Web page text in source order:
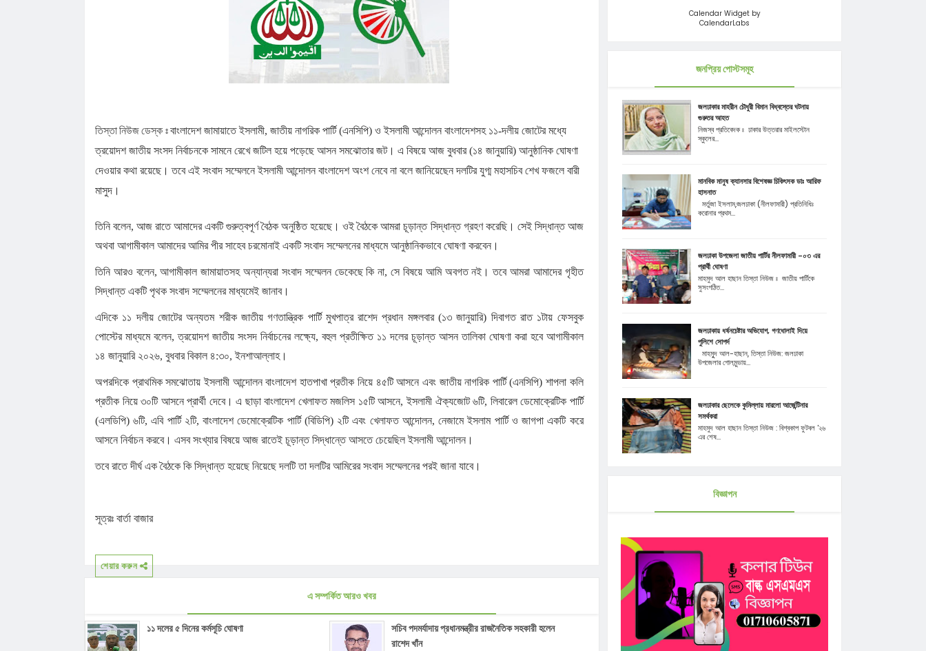
আগস্ট মাসের জন্য জ্বালানি তেলের দাম নির্ধারণ করলো সরকার
জলঢাকায় স্কুলছাত্রীর রহস্যজনক মৃত্যু
নবম পে স্কেল সরকারি কর্মকর্তা-কর্মচারীদের সুখবর দিলেন অর্থমন্ত্রী
রাষ্ট্রপতি নির্বাচনে জামায়াত প্রার্থী দেবে কিনা, জানা গেল
তিস্তা নিউজ ডেস্ক ঃবাংলাদেশ জামায়াতে ইসলামী, জাতীয় নাগরিক পার্টি (এনসিপি) ও ইসলামী আন্দোলন বাংলাদেশসহ ১১-দলীয় জোটের মধ্যে
ত্রয়োদশ জাতীয় সংসদ নির্বাচনকে সামনে রেখে জটিল হয়ে পড়েছে আসন সমঝোতার জট। এ বিষয়ে আজ বুধবার (১৪ জানুয়ারি) আনুষ্ঠানিক ঘোষণা
দেওয়ার কথা রয়েছে। তবে এই সংবাদ সম্মেলনে ইসলামী আন্দোলন বাংলাদেশ অংশ নেবে না বলে জানিয়েছেন দলটির যুগ্ম মহাসচিব শেখ ফজলে বারী
মাসুদ।
তিনি বলেন, আজ রাতে আমাদের একটি গুরুত্বপূর্ণ বৈঠক অনুষ্ঠিত হয়েছে। ওই বৈঠকে আমরা চূড়ান্ত সিদ্ধান্ত গ্রহণ করেছি। সেই সিদ্ধান্ত আজ
অথবা আগামীকাল আমাদের আমির পীর সাহেব চরমোনাই একটি সংবাদ সম্মেলনের মাধ্যমে আনুষ্ঠানিকভাবে ঘোষণা করবেন।
তিনি আরও বলেন, আগামীকাল জামায়াতসহ অন্যান্যরা সংবাদ সম্মেলন ডেকেছে কি না, সে বিষয়ে আমি অবগত নই। তবে আমরা আমাদের গৃহীত
সিদ্ধান্ত একটি পৃথক সংবাদ সম্মেলনের মাধ্যমেই জানাব।
এদিকে ১১ দলীয় জোটের অন্যতম শরীক জাতীয় গণতান্ত্রিক পার্টি মুখপাত্র রাশেদ প্রধান মঙ্গলবার (১৩ জানুয়ারি) দিবাগত রাত ১টায় ফেসবুক
পোস্টের মাধ্যমে বলেন, ত্রয়োদশ জাতীয় সংসদ নির্বাচনের লক্ষ্যে, বহুল প্রতীক্ষিত ১১ দলের চূড়ান্ত আসন তালিকা ঘোষণা করা হবে আগামীকাল
১৪ জানুয়ারি ২০২৬, বুধবার বিকাল ৪:৩০, ইনশাআল্লাহ।
অপরদিকে প্রাথমিক সমঝোতায় ইসলামী আন্দোলন বাংলাদেশ হাতপাখা প্রতীক নিয়ে ৪৫টি আসনে এবং জাতীয় নাগরিক পার্টি (এনসিপি) শাপলা কলি
প্রতীক নিয়ে ৩০টি আসনে প্রার্থী দেবে। এ ছাড়া বাংলাদেশ খেলাফত মজলিস ১৫টি আসনে, ইসলামী ঐক্যজোট ৬টি, লিবারেল ডেমোক্রেটিক পার্টি
(এলডিপি) ৬টি, এবি পার্টি ২টি, বাংলাদেশ ডেমোক্রেটিক পার্টি (বিডিপি) ২টি এবং খেলাফত আন্দোলন, নেজামে ইসলাম পার্টি ও জাগপা একটি করে
আসনে নির্বাচন করবে। এসব সংখ্যার বিষয়ে আজ রাতেই চূড়ান্ত সিদ্ধান্তে আসতে চেয়েছিল ইসলামী আন্দোলন।
তবে রাতে দীর্ঘ এক বৈঠকে কি সিদ্ধান্ত হয়েছে নিয়েছে দলটি তা দলটির আমিরের সংবাদ সম্মেলনের পরই জানা যাবে।
সূত্রঃ বার্তা বাজার
শেয়ার করুন
এ সম্পর্কিত আরও খবর
১১ দলের ৫ দিনের কর্মসূচি ঘোষণা
সচিব পদমর্যাদায় প্রধানমন্ত্রীর রাজনৈতিক সহকারী হলেন
রাশেদ খাঁন
Calendar Widget by
CalendarLabs
জনপ্রিয় পোস্টসমূহ
জলঢাকার মাহরীন চৌধুরী বিমান বিধ্বস্তের ঘটনায়
গুরুতর আহত
নিজস্ব প্রতিবেদক ঃ ঢাকার উত্তরার মাইলস্টোন
স্কুলের...
মানবিক মানুষ ক্যানসার বিশেষজ্ঞ চিকিৎসক ডাঃ আরিফ
হাসনাত
মর্তুজা ইসলাম,জলঢাকা (নীলফামারী) প্রতিনিধিঃ
করোনার প্রথম...
জলঢাকা উপজেলা জাতীয় পার্টির নীলফামারী -০৩ এর
প্রার্থী ঘোষণা
মাহমুদ আল হাছান তিস্তা নিউজ ঃ জাতীয় পার্টিকে
সুসংগঠিত...
জলঢাকায় ধর্ষনচেষ্টার অভিযোগ, গণধোলাই দিয়ে
পুলিশে সোপর্দ
মাহমুূদ আল-হাছান, তিস্তা নিউজ: জলঢাকা
উপজেলার গোলমুন্ডায়...
জলঢাকার ছেলেকে কুমিল্লায় মারলো আর্জেন্টিনার
সমর্থকরা
মাহমুদ আল হাছান তিস্তা নিউজ : বিশ্বকাপ ফুটবল '২৬
এর শেষ...
বিজ্ঞাপন